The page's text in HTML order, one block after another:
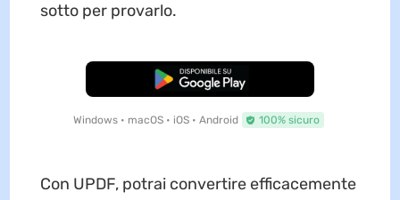
sotto per provarlo.
Download Gratis
Windows • macOS • iOS • Android 100% sicuro
Con UPDF, potrai convertire efficacemente